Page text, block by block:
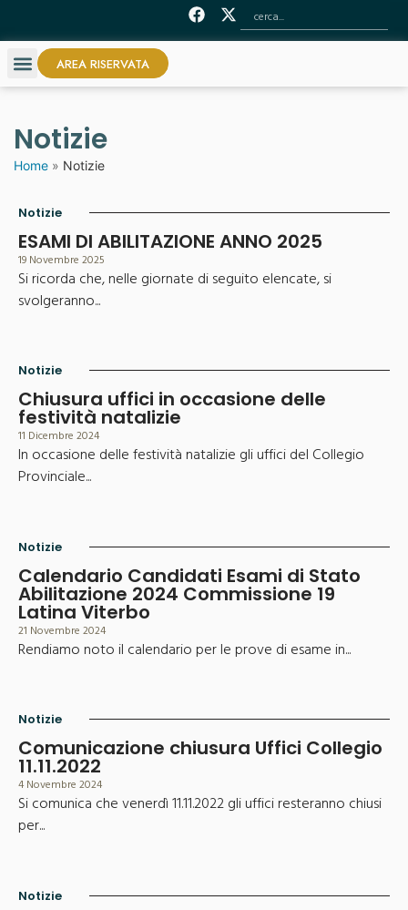
AREA RISERVATA
Notizie
Home » Notizie
Notizie
ESAMI DI ABILITAZIONE ANNO 2025
19 Novembre 2025
Si ricorda che, nelle giornate di seguito elencate, si
svolgeranno...
Notizie
Chiusura uffici in occasione delle
festività natalizie
11 Dicembre 2024
In occasione delle festività natalizie gli uffici del Collegio
Provinciale...
Notizie
Calendario Candidati Esami di Stato
Abilitazione 2024 Commissione 19
Latina Viterbo
21 Novembre 2024
Rendiamo noto il calendario per le prove di esame in...
Notizie
Comunicazione chiusura Uffici Collegio
11.11.2022
4 Novembre 2024
Si comunica che venerdì 11.11.2022 gli uffici resteranno chiusi
per...
Notizie